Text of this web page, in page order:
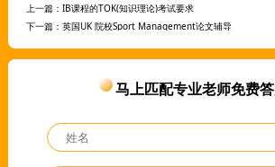
上一篇： IB课程的TOK(知识理论)考试要求
下一篇： 英国UK 院校Sport Management论文辅导
马上匹配专业老师免费